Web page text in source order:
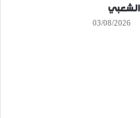
الشعبي
03/08/2026